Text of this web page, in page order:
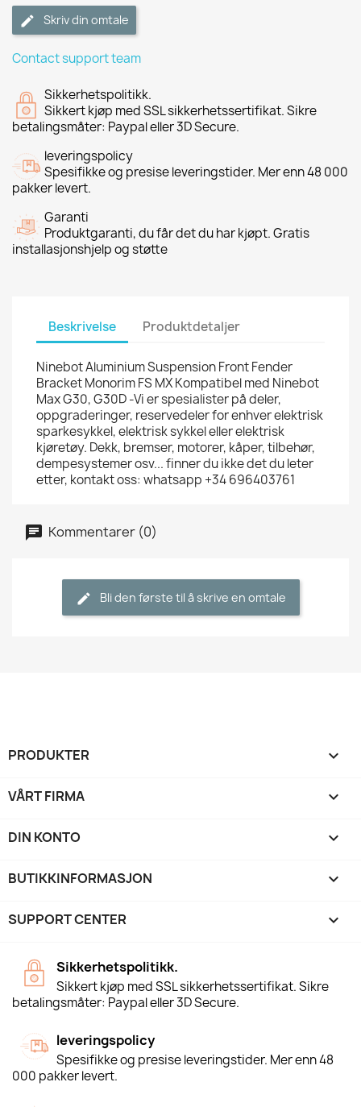
Skriv din omtale
Contact support team
Sikkerhetspolitikk.
Sikkert kjøp med SSL sikkerhetssertifikat. Sikre
betalingsmåter: Paypal eller 3D Secure.
leveringspolicy
Spesifikke og presise leveringstider. Mer enn 48 000
pakker levert.
Garanti
Produktgaranti, du får det du har kjøpt. Gratis
installasjonshjelp og støtte
Beskrivelse Produktdetaljer
Ninebot Aluminium Suspension Front Fender
Bracket Monorim FS MX Kompatibel med Ninebot
Max G30, G30D -Vi er spesialister på deler,
oppgraderinger, reservedeler for enhver elektrisk
sparkesykkel, elektrisk sykkel eller elektrisk
kjøretøy. Dekk, bremser, motorer, kåper, tilbehør,
dempesystemer osv... finner du ikke det du leter
etter, kontakt oss: whatsapp +34 696403761
Kommentarer (0)
Bli den første til å skrive en omtale
PRODUKTER 
VÅRT FIRMA 
DIN KONTO 
BUTIKKINFORMASJON keyboard_arrow_down
SUPPORT CENTER 
Sikkerhetspolitikk.
Sikkert kjøp med SSL sikkerhetssertifikat. Sikre
betalingsmåter: Paypal eller 3D Secure.
leveringspolicy
Spesifikke og presise leveringstider. Mer enn 48
000 pakker levert.